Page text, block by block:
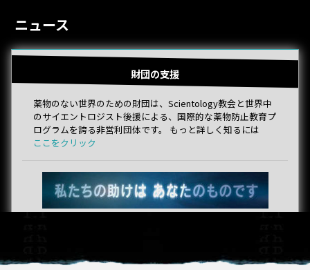
ニュース
財団の支援
薬物のない世界のための財団は、Scientology教会と世界中
のサイエントロジスト後援による、国際的な薬物防止教育プ
ログラムを誇る非営利団体です。 もっと詳しく知るには
ここをクリック